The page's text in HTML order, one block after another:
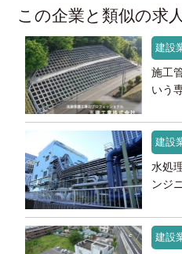
この企業と類似の求人
建設
施工
いう
建設
水処
ンジ
建設